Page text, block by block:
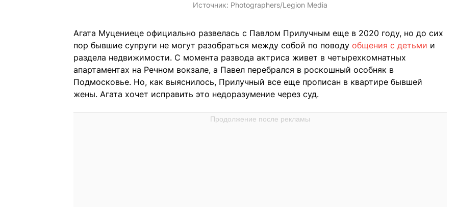
Источник: Photographers/Legion Media
Агата Муцениеце официально развелась с Павлом Прилучным еще в 2020 году, но до сих
пор бывшие супруги не могут разобраться между собой по поводу общения с детьми и
раздела недвижимости. С момента развода актриса живет в четырехкомнатных
апартаментах на Речном вокзале, а Павел перебрался в роскошный особняк в
Подмосковье. Но, как выяснилось, Прилучный все еще прописан в квартире бывшей
жены. Агата хочет исправить это недоразумение через суд.